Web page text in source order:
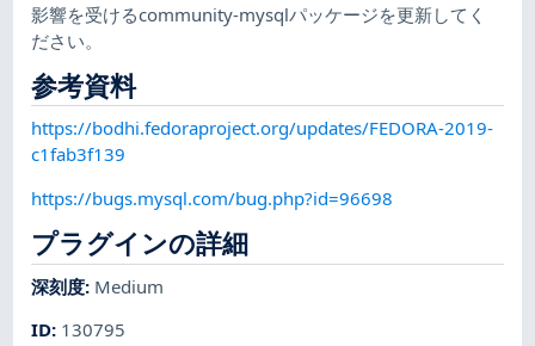
影響を受けるcommunity-mysqlパッケージを更新してく
ださい。
参考資料
https://bodhi.fedoraproject.org/updates/FEDORA-2019-
c1fab3f139
https://bugs.mysql.com/bug.php?id=96698
プラグインの詳細
深刻度: Medium
ID: 130795